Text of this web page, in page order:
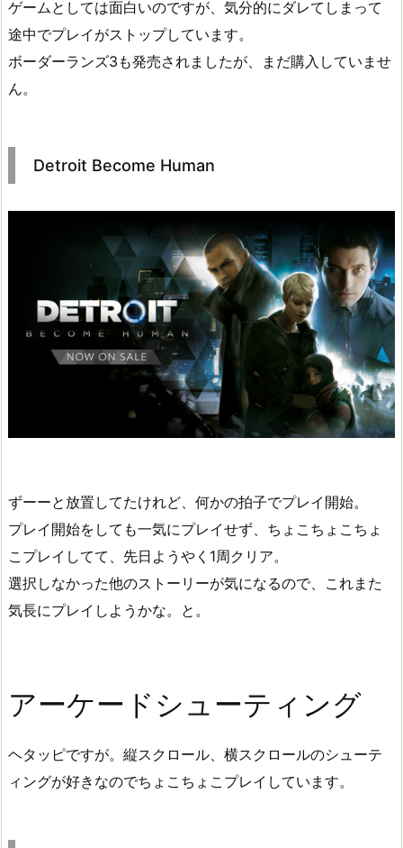
ゲームとしては面白いのですが、気分的にダレてしまって
途中でプレイがストップしています。
ボーダーランズ3も発売されましたが、まだ購入していませ
ん。
Detroit Become Human
ずーーと放置してたけれど、何かの拍子でプレイ開始。
プレイ開始をしても一気にプレイせず、ちょこちょこちょ
こプレイしてて、先日ようやく1周クリア。
選択しなかった他のストーリーが気になるので、これまた
気長にプレイしようかな。と。
アーケードシューティング
ヘタッピですが。縦スクロール、横スクロールのシューテ
ィングが好きなのでちょこちょこプレイしています。